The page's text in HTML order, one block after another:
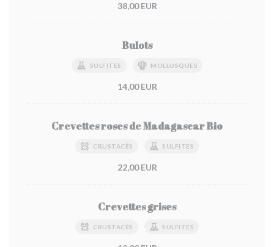
38,00 EUR
Bulots
SULFITES MOLLUSQUES
14,00 EUR
Crevettes roses de Madagascar Bio
CRUSTACÉS SULFITES
22,00 EUR
Crevettes grises
CRUSTACÉS SULFITES